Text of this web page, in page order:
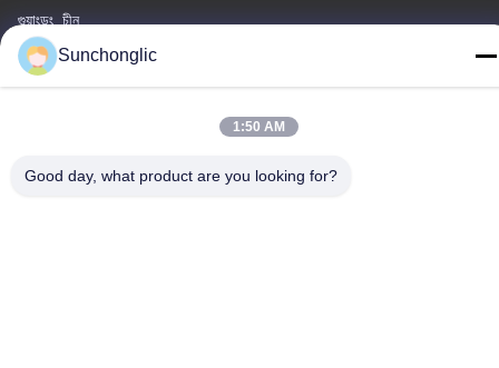
গুয়াংডং, চীন
টেলিফোন
86--13711271181
Sunchonglic
1:50 AM
Good day, what product are you looking for?